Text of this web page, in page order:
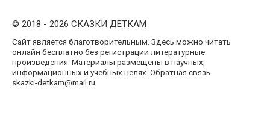
© 2018 - 2026 СКАЗКИ ДЕТКАМ
Сайт является благотворительным. Здесь можно читать
онлайн бесплатно без регистрации литературные
произведения. Материалы размещены в научных,
информационных и учебных целях. Обратная связь
skazki-detkam@mail.ru